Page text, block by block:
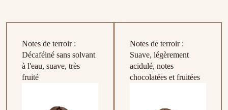
Boîte
hermétique à
café –
Africaine –
Conservation
Notes de terroir :
Décaféiné sans solvant
à l'eau, suave, très
fruité
Notes de terroir :
Suave, légèrement
acidulé, notes
chocolatées et fruitées